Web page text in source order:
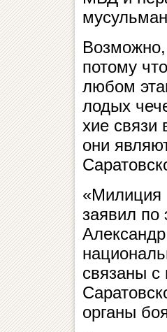
потому
любом
ло­дых
хие свя­зи
они
«Милиция
заявил по
свя­за­ны с
орга­ны